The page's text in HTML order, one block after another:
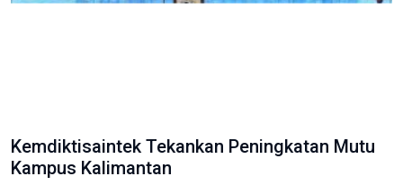
Kemdiktisaintek Tekankan Peningkatan Mutu
Kampus Kalimantan